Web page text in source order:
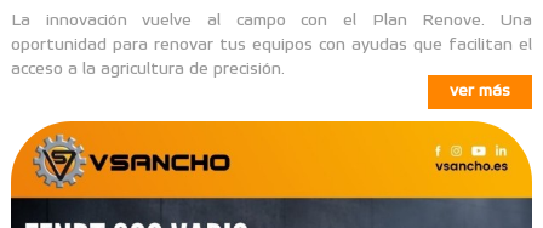
La innovación vuelve al campo con el Plan Renove. Una
oportunidad para renovar tus equipos con ayudas que facilitan el
acceso a la agricultura de precisión.
ver más